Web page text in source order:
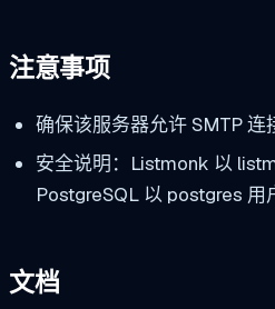
注意事项
确保该服务器允许 SMTP 连
安全说明：Listmonk 以
PostgreSQL 以 postgres 用
文档